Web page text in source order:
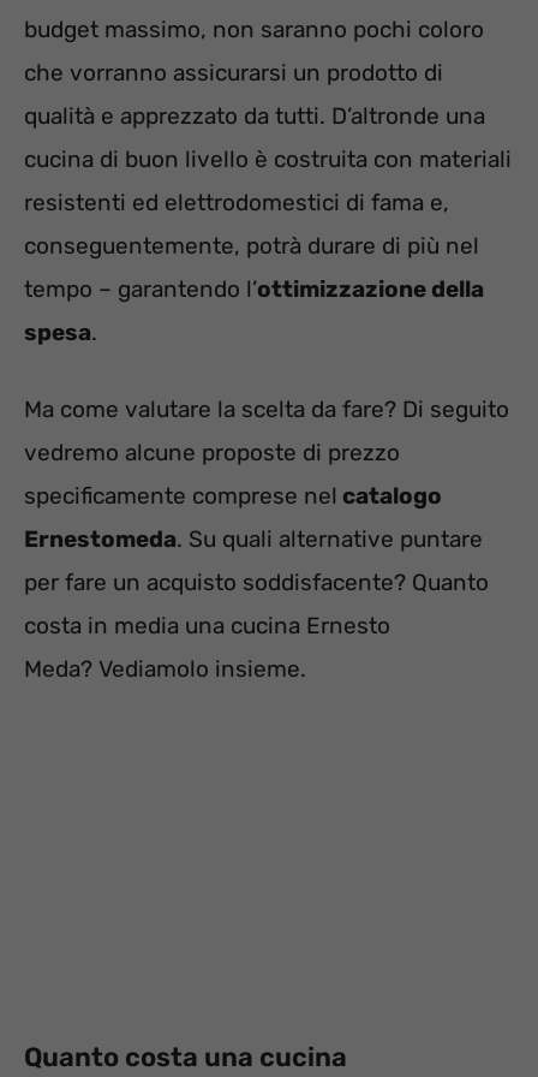
budget massimo, non saranno pochi coloro
che vorranno assicurarsi un prodotto di
qualità e apprezzato da tutti. D’altronde una
cucina di buon livello è costruita con materiali
resistenti ed elettrodomestici di fama e,
conseguentemente, potrà durare di più nel
tempo – garantendo l’ottimizzazione della
spesa.
Ma come valutare la scelta da fare? Di seguito
vedremo alcune proposte di prezzo
specificamente comprese nel catalogo
Ernestomeda. Su quali alternative puntare
per fare un acquisto soddisfacente? Quanto
costa in media una cucina Ernesto
Meda? Vediamolo insieme.
Quanto costa una cucina